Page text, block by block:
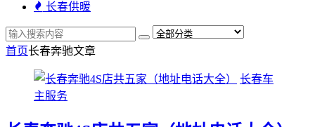
长春供暖
首页长春奔驰文章
长春车
主服务